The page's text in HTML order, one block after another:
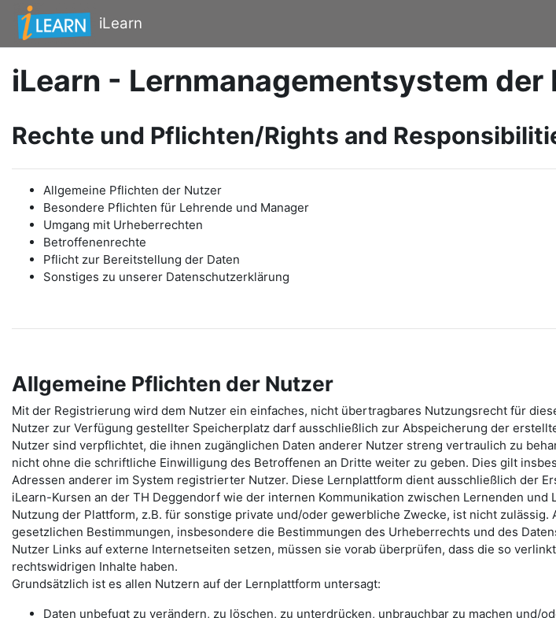
Zum Hauptinhalt
iLearn
iLearn - Lernmanagementsystem
Rechte und Pflichten/Rights and
Allgemeine Pflichten der Nutzer
Besondere Pflichten für Lehrende und Manager
Umgang mit Urheberrechten
Betroffenenrechte
Pflicht zur Bereitstellung der Daten
Sonstiges zu unserer Datenschutzerklärung
Allgemeine Pflichten der Nutzer
Mit der Registrierung wird dem Nutzer ein einfaches, nicht übertragbares Nutzungsrecht für
Nutzer zur Verfügung gestellter Speicherplatz darf ausschließlich zur Abspeicherung der
Nutzer sind verpflichtet, die ihnen zugänglichen Daten anderer Nutzer streng vertraulich zu
nicht ohne die schriftliche Einwilligung des Betroffenen an Dritte weiter zu geben. Dies gilt
Adressen anderer im System registrierter Nutzer. Diese Lernplattform dient ausschließlich der
iLearn-Kursen an der TH Deggendorf wie der internen Kommunikation zwischen Lernenden und
Nutzung der Plattform, z.B. für sonstige private und/oder gewerbliche Zwecke, ist nicht
gesetzlichen Bestimmungen, insbesondere die Bestimmungen des Urheberrechts und des
Nutzer Links auf externe Internetseiten setzen, müssen sie vorab überprüfen, dass die so
rechtswidrigen Inhalte haben.
Grundsätzlich ist es allen Nutzern auf der Lernplattform untersagt:
Daten unbefugt zu verändern, zu löschen, zu unterdrücken, unbrauchbar zu machen und/